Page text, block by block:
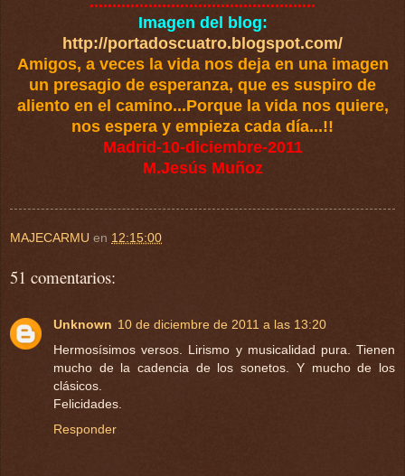
Imagen del blog:
http://portadoscuatro.blogspot.com/
Amigos, a veces la vida nos deja en una imagen
un presagio de esperanza, que es suspiro de
aliento en el camino...Porque la vida nos quiere,
nos espera y empieza cada día...!!
Madrid-10-diciembre-2011
M.Jesús Muñoz
MAJECARMU en 12:15:00
51 comentarios:
Unknown 10 de diciembre de 2011 a las 13:20
Hermosísimos versos. Lirismo y musicalidad pura. Tienen
mucho de la cadencia de los sonetos. Y mucho de los
clásicos.
Felicidades.
Responder